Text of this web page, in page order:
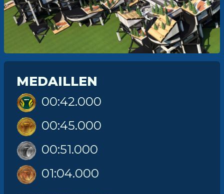
MEDAILLEN
00:42.000
00:45.000
00:51.000
01:04.000